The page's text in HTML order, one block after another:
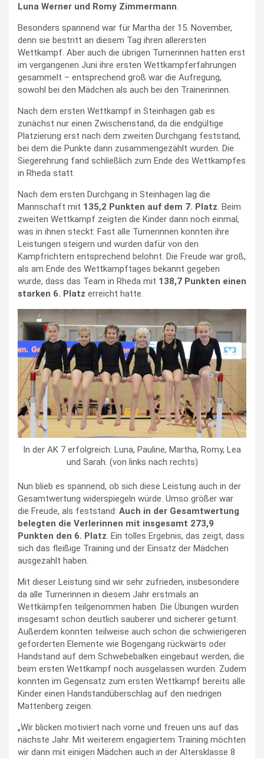
Luna Werner und Romy Zimmermann.
Besonders spannend war für Martha der 15. November,
denn sie bestritt an diesem Tag ihren allerersten
Wettkampf. Aber auch die übrigen Turnerinnen hatten erst
im vergangenen Juni ihre ersten Wettkampferfahrungen
gesammelt – entsprechend groß war die Aufregung,
sowohl bei den Mädchen als auch bei den Trainerinnen.
Nach dem ersten Wettkampf in Steinhagen gab es
zunächst nur einen Zwischenstand, da die endgültige
Platzierung erst nach dem zweiten Durchgang feststand,
bei dem die Punkte dann zusammengezählt wurden. Die
Siegerehrung fand schließlich zum Ende des Wettkampfes
in Rheda statt.
Nach dem ersten Durchgang in Steinhagen lag die
Mannschaft mit 135,2 Punkten auf dem 7. Platz. Beim
zweiten Wettkampf zeigten die Kinder dann noch einmal,
was in ihnen steckt: Fast alle Turnerinnen konnten ihre
Leistungen steigern und wurden dafür von den
Kampfrichtern entsprechend belohnt. Die Freude war groß,
als am Ende des Wettkampftages bekannt gegeben
wurde, dass das Team in Rheda mit 138,7 Punkten einen
starken 6. Platz erreicht hatte.
In der AK 7 erfolgreich: Luna, Pauline, Martha, Romy, Lea
und Sarah. (von links nach rechts)
Nun blieb es spannend, ob sich diese Leistung auch in der
Gesamtwertung widerspiegeln würde. Umso größer war
die Freude, als feststand: Auch in der Gesamtwertung
belegten die Verlerinnen mit insgesamt 273,9
Punkten den 6. Platz . Ein tolles Ergebnis, das zeigt, dass
sich das fleißige Training und der Einsatz der Mädchen
ausgezahlt haben.
Mit dieser Leistung sind wir sehr zufrieden, insbesondere
da alle Turnerinnen in diesem Jahr erstmals an
Wettkämpfen teilgenommen haben. Die Übungen wurden
insgesamt schon deutlich sauberer und sicherer geturnt.
Außerdem konnten teilweise auch schon die schwierigeren
geforderten Elemente wie Bogengang rückwärts oder
Handstand auf dem Schwebebalken eingebaut werden, die
beim ersten Wettkampf noch ausgelassen wurden. Zudem
konnten im Gegensatz zum ersten Wettkampf bereits alle
Kinder einen Handstandüberschlag auf den niedrigen
Mattenberg zeigen.
„Wir blicken motiviert nach vorne und freuen uns auf das
nächste Jahr. Mit weiterem engagiertem Training möchten
wir dann mit einigen Mädchen auch in der Altersklasse 8